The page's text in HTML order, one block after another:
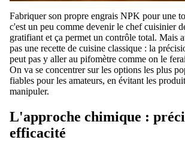
Fabriquer son propre engrais NPK pour une
c'est un peu comme devenir le chef cuisinier
gratifiant et ça permet un contrôle total. Mais
pas une recette de cuisine classique : la
peut pas y aller au pifomètre comme on le
On va se concentrer sur les options les plus
fiables pour les amateurs, en évitant les
manipuler.
L'approche chimique :
efficacité